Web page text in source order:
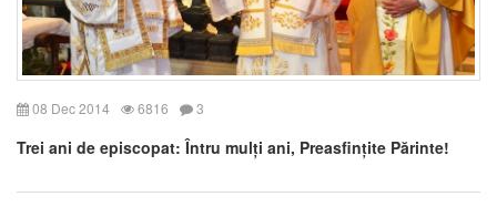
08 Dec 2014 6816 3
Trei ani de episcopat: Întru mulți ani, Preasfințite Părinte!